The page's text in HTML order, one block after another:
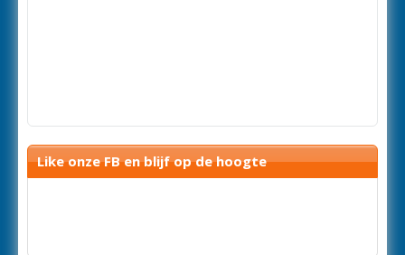
Like onze FB en blijf op de hoogte